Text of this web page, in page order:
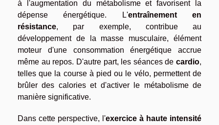
à l'augmentation du métabolisme et favorisent la
dépense énergétique. L'entraînement en
résistance, par exemple, contribue au
développement de la masse musculaire, élément
moteur d'une consommation énergétique accrue
même au repos. D'autre part, les séances de cardio,
telles que la course à pied ou le vélo, permettent de
brûler des calories et d'activer le métabolisme de
manière significative.
Dans cette perspective, l'exercice à haute intensité